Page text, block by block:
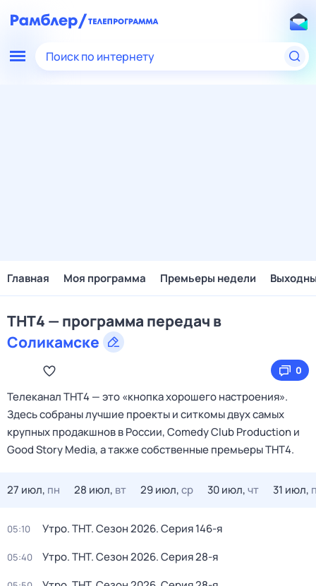
Поиск по интернету
Главная Моя программа Премьеры недели
ТНТ4 — программа передач в
Соликамске
0
Телеканал ТНТ4 — это «кнопка хорошего настроения».
Здесь собраны лучшие проекты и ситкомы двух самых
крупных продакшнов в России, Comedy Club Production и
Good Story Media, а также собственные премьеры ТНТ4.
27 июл, пн 28 июл, вт 29 июл,ср 30 июл,чт 31 июл,
05:10 Утро. ТНТ. Сезон 2026. Серия 146-я
05:40 Утро. ТНТ. Сезон 2026. Серия 28-я